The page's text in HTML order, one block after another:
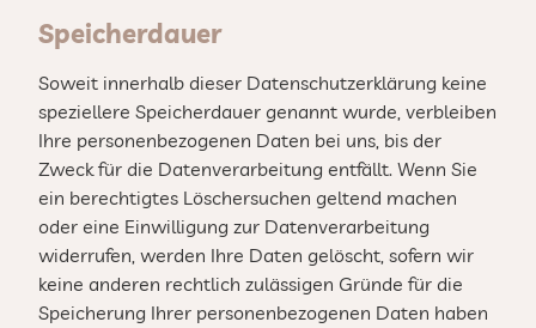
Speicherdauer
Soweit innerhalb dieser Datenschutzerklärung keine
speziellere Speicherdauer genannt wurde, verbleiben
Ihre personenbezogenen Daten bei uns, bis der
Zweck für die Datenverarbeitung entfällt. Wenn Sie
ein berechtigtes Löschersuchen geltend machen
oder eine Einwilligung zur Datenverarbeitung
widerrufen, werden Ihre Daten gelöscht, sofern wir
keine anderen rechtlich zulässigen Gründe für die
Speicherung Ihrer personenbezogenen Daten haben